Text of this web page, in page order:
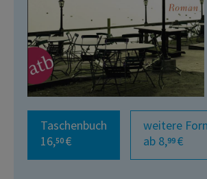
Taschenbuch
16,50 €
weitere
ab 8,99 €